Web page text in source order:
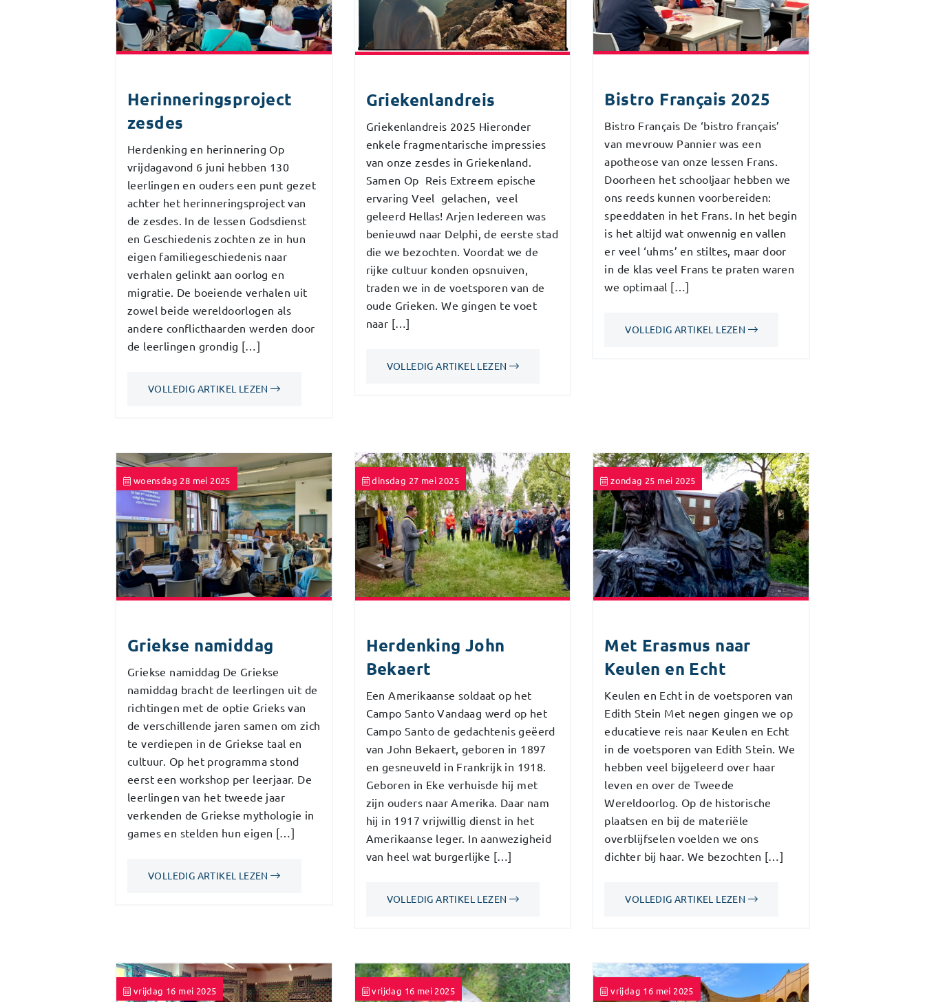
Herinneringsproject
zesdes
Herdenking en herinnering Op
vrijdagavond 6 juni hebben 130
leerlingen en ouders een punt gezet
achter het herinneringsproject van
de zesdes. In de lessen Godsdienst
en Geschiedenis zochten ze in hun
eigen familiegeschiedenis naar
verhalen gelinkt aan oorlog en
migratie. De boeiende verhalen uit
zowel beide wereldoorlogen als
andere conflicthaarden werden door
de leerlingen grondig […]
VOLLEDIG ARTIKEL LEZEN
Griekenlandreis
Griekenlandreis 2025 Hieronder
enkele fragmentarische impressies
van onze zesdes in Griekenland.
Samen Op Reis Extreem epische
ervaring Veel gelachen, veel
geleerd Hellas! Arjen Iedereen was
benieuwd naar Delphi, de eerste stad
die we bezochten. Voordat we de
rijke cultuur konden opsnuiven,
traden we in de voetsporen van de
oude Grieken. We gingen te voet
naar […]
VOLLEDIG ARTIKEL LEZEN
Bistro Français 2025
Bistro Français De ‘bistro français’
van mevrouw Pannier was een
apotheose van onze lessen Frans.
Doorheen het schooljaar hebben we
ons reeds kunnen voorbereiden:
speeddaten in het Frans. In het begin
is het altijd wat onwennig en vallen
er veel ‘uhms’ en stiltes, maar door
in de klas veel Frans te praten waren
we optimaal […]
VOLLEDIG ARTIKEL LEZEN
woensdag 28 mei 2025
Griekse namiddag
Griekse namiddag De Griekse
namiddag bracht de leerlingen uit de
richtingen met de optie Grieks van
de verschillende jaren samen om zich
te verdiepen in de Griekse taal en
cultuur. Op het programma stond
eerst een workshop per leerjaar. De
leerlingen van het tweede jaar
verkenden de Griekse mythologie in
games en stelden hun eigen […]
VOLLEDIG ARTIKEL LEZEN
dinsdag 27 mei 2025
Herdenking John
Bekaert
Een Amerikaanse soldaat op het
Campo Santo Vandaag werd op het
Campo Santo de gedachtenis geëerd
van John Bekaert, geboren in 1897
en gesneuveld in Frankrijk in 1918.
Geboren in Eke verhuisde hij met
zijn ouders naar Amerika. Daar nam
hij in 1917 vrijwillig dienst in het
Amerikaanse leger. In aanwezigheid
van heel wat burgerlijke […]
VOLLEDIG ARTIKEL LEZEN
zondag 25 mei 2025
Met Erasmus naar
Keulen en Echt
Keulen en Echt in de voetsporen van
Edith Stein Met negen gingen we op
educatieve reis naar Keulen en Echt
in de voetsporen van Edith Stein. We
hebben veel bijgeleerd over haar
leven en over de Tweede
Wereldoorlog. Op de historische
plaatsen en bij de materiële
overblijfselen voelden we ons
dichter bij haar. We bezochten […]
VOLLEDIG ARTIKEL LEZEN
vrijdag 16 mei 2025 vrijdag 16 mei 2025 vrijdag 16 mei 2025